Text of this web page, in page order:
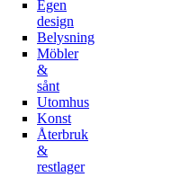
Egen
design
Belysning
Möbler
&
sånt
Utomhus
Konst
Återbruk
&
restlager